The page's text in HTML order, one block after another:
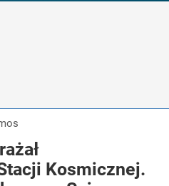
Kosmicznej.